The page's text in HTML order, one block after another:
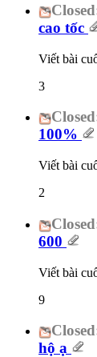
cao tốc
Viết bài
3
100%
Viết bài
2
600
Viết bài
9
hộ ạ